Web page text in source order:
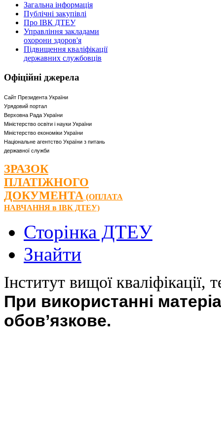
Загальна інформація
Публічні закупівлі
Про ІВК ДТЕУ
Управління закладами
охорони здоров'я
Підвищення кваліфікації
державних службовців
Офіційні джерела
Сайт Президента України
Урядовий портал
Верховна Рада України
Міністерство освіти і науки України
Міністерство економіки України
Національне агентство України з питань
державної служби
ЗРАЗОК
ПЛАТІЖНОГО
ДОКУМЕНТА (ОПЛАТА
НАВЧАННЯ в ІВК ДТЕУ)
Сторінка ДТЕУ
Знайти
Інститут вищої
При використанні
обов’язкове.